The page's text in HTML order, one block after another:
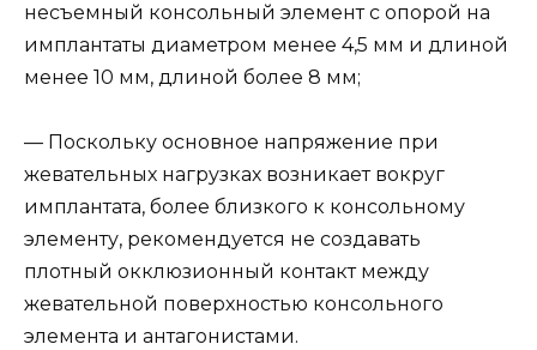
несъемный консольный элемент с опорой на
имплантаты диаметром менее 4,5 мм и длиной
менее 10 мм, длиной более 8 мм;
— Поскольку основное напряжение при
жевательных нагрузках возникает вокруг
имплантата, более близкого к консольному
элементу, рекомендуется не создавать
плотный окклюзионный контакт между
жевательной поверхностью консольного
элемента и антагонистами.